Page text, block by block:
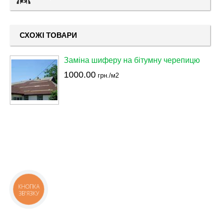
СХОЖІ ТОВАРИ
Заміна шиферу на бітумну черепицю
1000.00 грн./м2
КНОПКА
ЗВ'ЯЗКУ